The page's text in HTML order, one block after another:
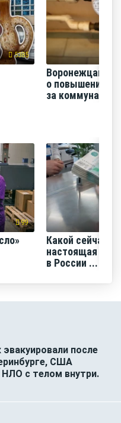
5385
Воронежцам
о повышении
за
99
Какой сейчас
настоящая
в России ...
эвакуировали после
США
с телом внутри.